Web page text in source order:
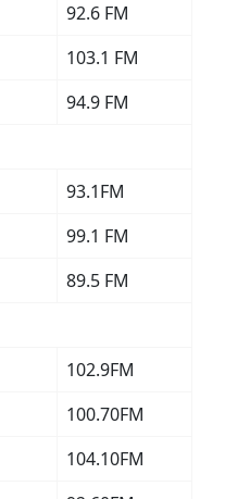
92.6 FM
103.1 FM
94.9 FM
93.1FM
99.1 FM
89.5 FM
102.9FM
100.70FM
104.10FM